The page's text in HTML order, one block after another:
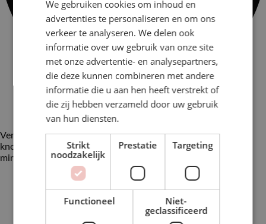
Verhit de helft van de olie in een wok en bak de gember,
knoflook, het witte gedeelte van de bosui en de spruitjes 10
min. op hoog vuur. Voeg toe aan de noedels.
We gebruiken cookies om inhoud en
advertenties te personaliseren en om ons
verkeer te analyseren. We delen ook
informatie over uw gebruik van onze site
met onze advertentie- en analysepartners,
die deze kunnen combineren met andere
informatie die u aan hen heeft verstrekt of
die zij hebben verzameld door uw gebruik
van hun diensten.
Strikt
noodzakelijk
Prestatie Targeting
Functioneel
Niet-
geclassificeerd